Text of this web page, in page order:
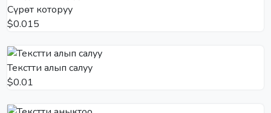
Сүрөт которуу
$0.015
Текстти алып салуу
$0.01